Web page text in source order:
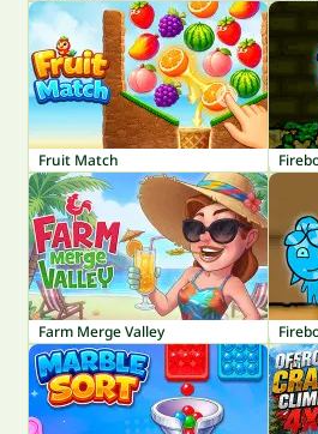
Fruit Match
Farm Merge Valley